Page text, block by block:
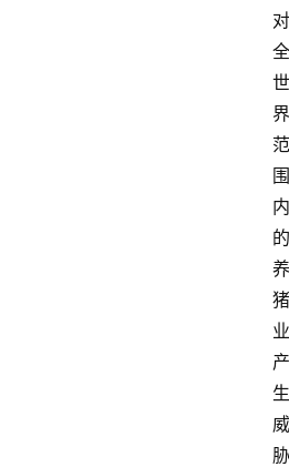
对
全
世
界
范
围
内
的
养
猪
业
产
生
威
胁